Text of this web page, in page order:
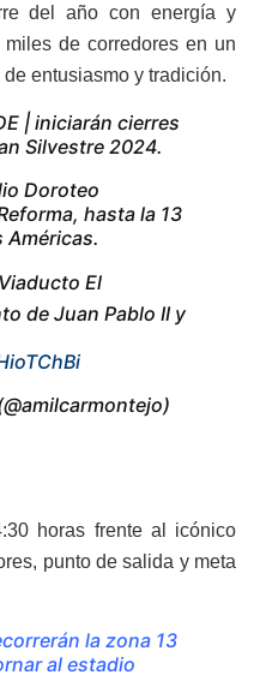
del año con energía y
de corredores en un
entusiasmo y tradición.
| iniciarán cierres
Silvestre 2024.
Doroteo
hasta la 13
Américas.
El
de Juan Pablo II y
horas frente al icónico
punto de salida y meta
la zona 13
al estadio